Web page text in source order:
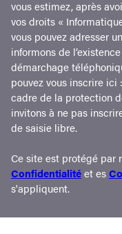
vous estimez, après
vos droits «
vous pouvez adresser
informons de
démarchage
pouvez vous inscrire ici :
cadre de la protection
invitons à ne pas
de saisie libre.
Ce site est protégé par
Confidentialitéet es
s'appliquent.